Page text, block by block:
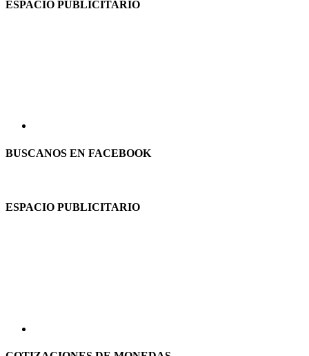
ESPACIO PUBLICITARIO
BUSCANOS EN FACEBOOK
ESPACIO PUBLICITARIO